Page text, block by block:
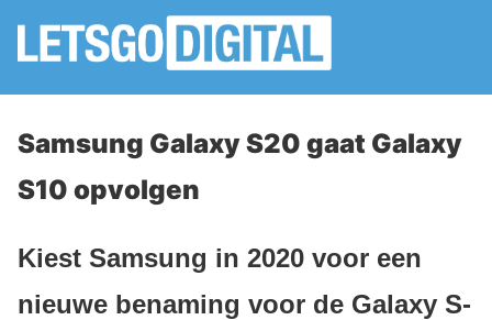
Samsung Galaxy S20 gaat Galaxy
S10 opvolgen
Kiest Samsung in 2020 voor een
nieuwe benaming voor de Galaxy S-